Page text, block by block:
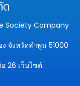
Society Company
ง จังหวัดลำพูน 51000
26 เว็บไซต์ :